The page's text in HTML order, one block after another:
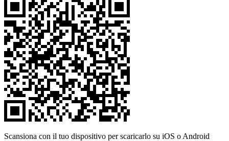
Scansiona con il tuo dispositivo per scaricarlo su iOS o Android